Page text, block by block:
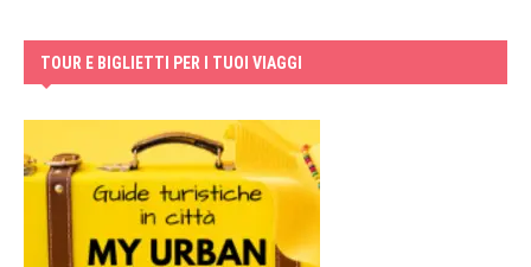
TOUR E BIGLIETTI PER I TUOI VIAGGI